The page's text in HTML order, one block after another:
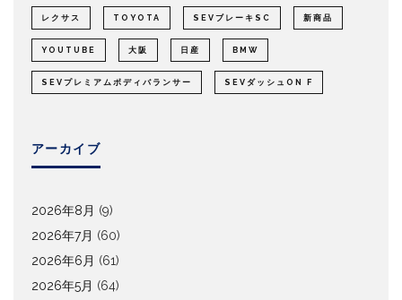
レクサス TOYOTA SEVブレーキSC 新商品
YOUTUBE 大阪 日産 BMW
SEVプレミアムボディバランサー SEVダッシュON F
アーカイブ
2026年8月 (9)
2026年7月 (60)
2026年6月 (61)
2026年5月 (64)